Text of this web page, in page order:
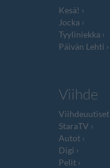
Kesä!
Jocka
Tyyliniekka
Päivän Lehti
Viihde
Viihdeuutiset
StaraTV
Autot
Digi
Pelit